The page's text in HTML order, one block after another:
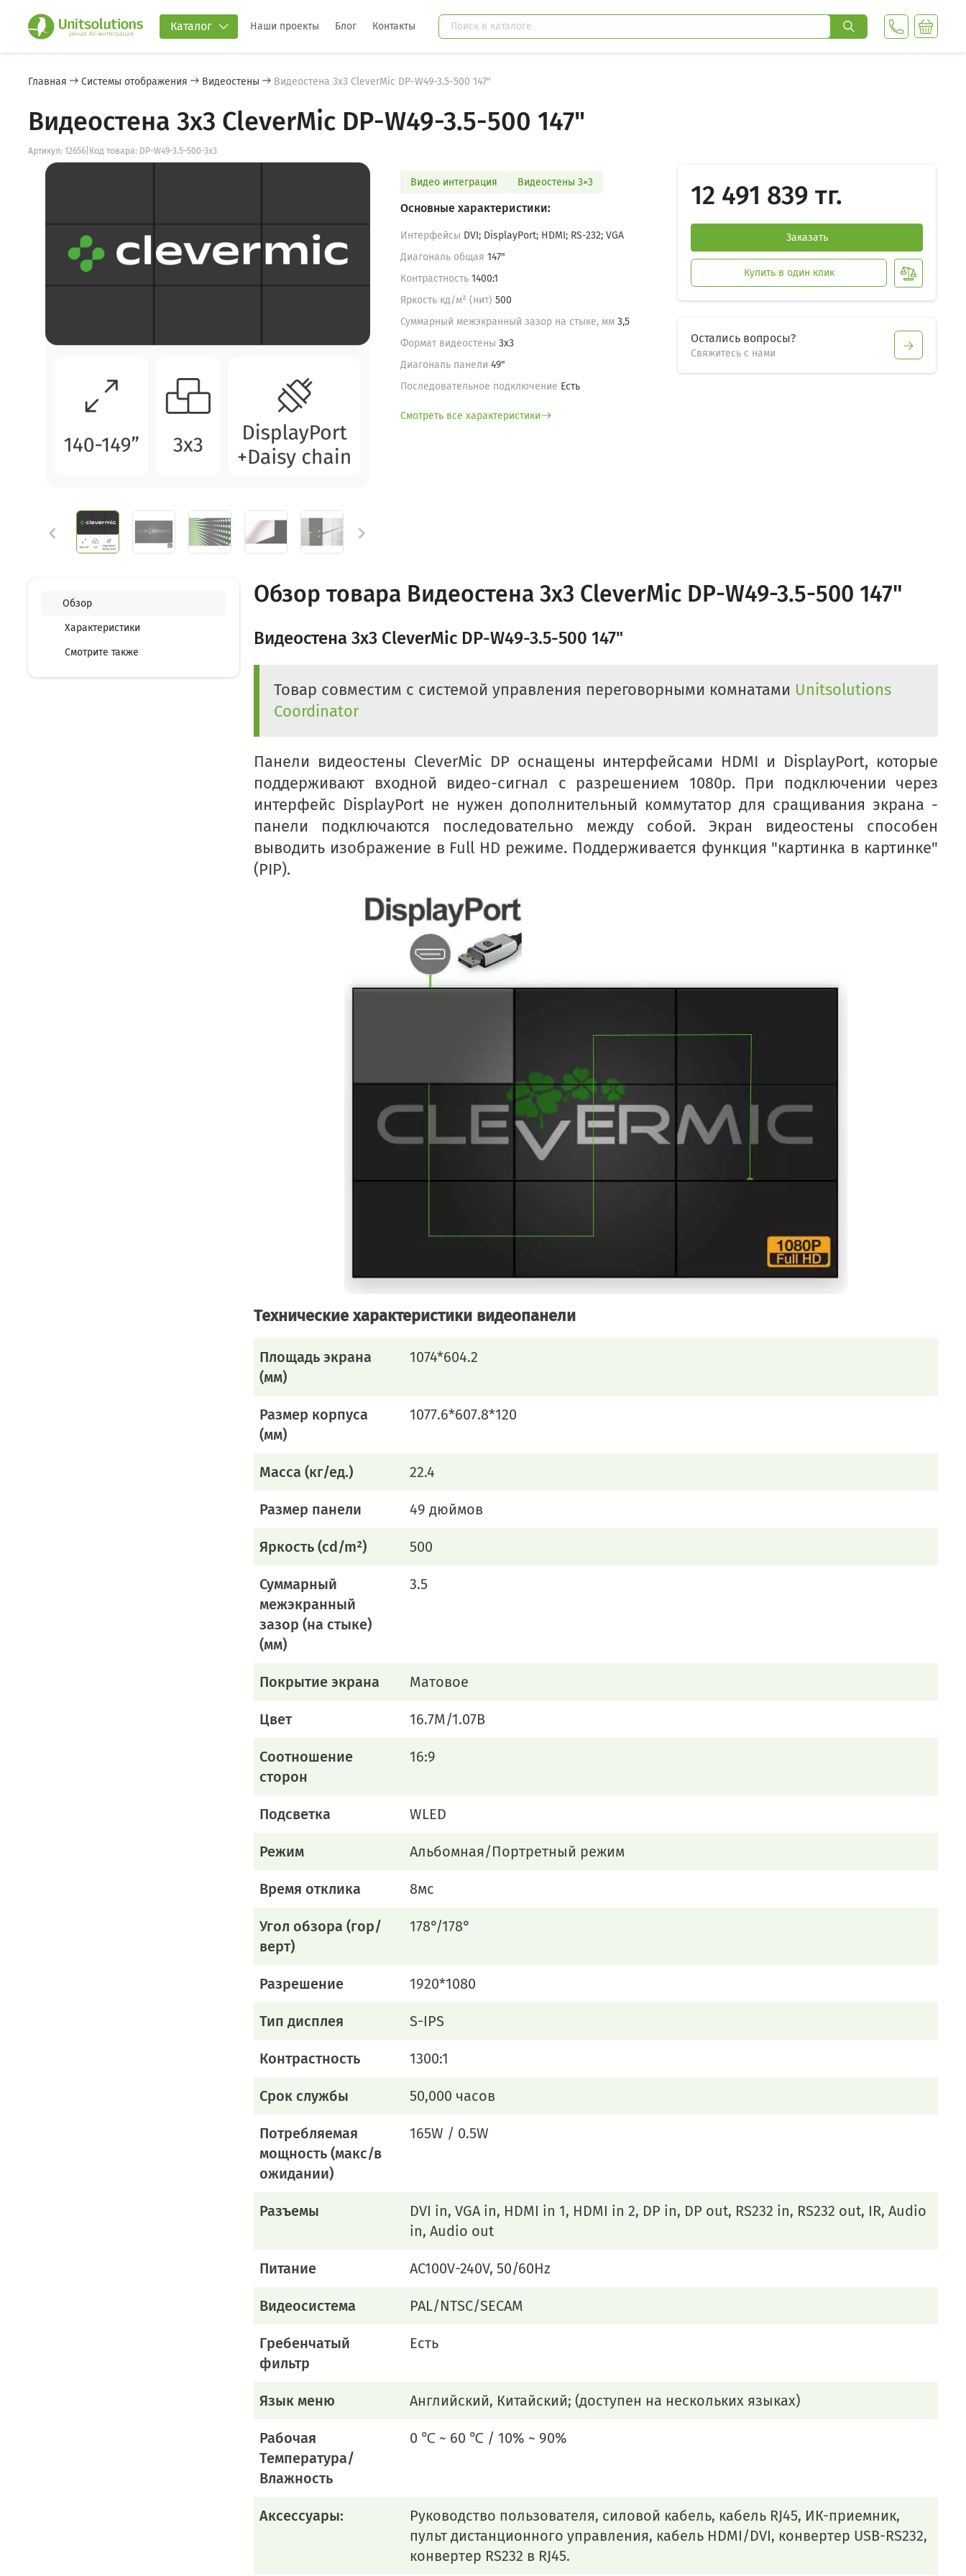
Каталог Наши проекты Блог Контакты
Главная Системы отображения Видеостены Видеостена 3x3 CleverMic DP-W49-3.5-500 147"
Видеостена 3x3 CleverMic DP-W49-3.5-500 147"
Артикул: 12656 Код товара: DP-W49-3.5-500-3x3
 
Видео интеграция Видеостены 3×3
Основные характеристики:
Интерфейсы DVI; DisplayPort; HDMI; RS-232; VGA
Диагональ общая 147"
Контрастность 1400:1
Яркость кд/м² (нит) 500
Суммарный межэкранный зазор на стыке, мм 3,5
Формат видеостены 3х3
Диагональ панели 49"
Последовательное подключение Есть
Смотреть все характеристики
12 491 839 тг.
Заказать
Купить в один клик
Остались вопросы?
Свяжитесь с нами
Обзор
Характеристики
Смотрите также
Обзор товара Видеостена 3x3 CleverMic DP-W49-3.5-500 147"
Видеостена 3x3 CleverMic DP-W49-3.5-500 147"
Товар совместим с системой управления переговорными комнатами Unitsolutions
Coordinator
Панели видеостены CleverMic DP оснащены интерфейсами HDMI и DisplayPort, которые
поддерживают входной видео-сигнал с разрешением 1080р. При подключении через
интерфейс DisplayPort не нужен дополнительный коммутатор для сращивания экрана -
панели подключаются последовательно между собой. Экран видеостены способен
выводить изображение в Full HD режиме. Поддерживается функция "картинка в картинке"
(PIP).
Технические характеристики видеопанели
Площадь экрана
(мм)
1074*604.2
Размер корпуса
(мм)
1077.6*607.8*120
Масса (кг/ед.) 22.4
Размер панели 49 дюймов
Яркость (cd/m²) 500
Суммарный
межэкранный
зазор (на стыке)
(мм)
3.5
Покрытие экрана Матовое
Цвет 16.7M/1.07B
Соотношение
сторон
16:9
Подсветка WLED
Режим Альбомная/Портретный режим
Время отклика 8мс
Угол обзора (гор/
верт)
178°/178°
Разрешение 1920*1080
Тип дисплея S-IPS
Контрастность 1300:1
Срок службы 50,000 часов
Потребляемая
мощность (макс/в
ожидании)
165W / 0.5W
Разъемы
DVI in, VGA in, HDMI in 1, HDMI in 2, DP in, DP out, RS232 in, RS232 out, IR, Audio
in, Audio out
Питание AC100V-240V, 50/60Hz
Видеосистема PAL/NTSC/SECAM
Гребенчатый
фильтр
Есть
Язык меню Английский, Китайский; (доступен на нескольких языках)
Рабочая
Температура/
Влажность
0 ℃ ~ 60 ℃ / 10% ~ 90%
Аксессуары:
Руководство пользователя, силовой кабель, кабель RJ45, ИК-приемник,
пульт дистанционного управления, кабель HDMI/DVI, конвертер USB-RS232,
конвертер RS232 в RJ45.